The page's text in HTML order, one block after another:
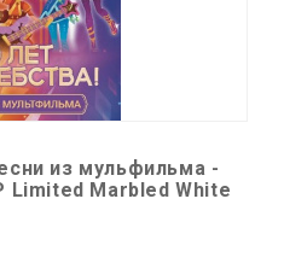
из мульфильма -
Limited Marbled White